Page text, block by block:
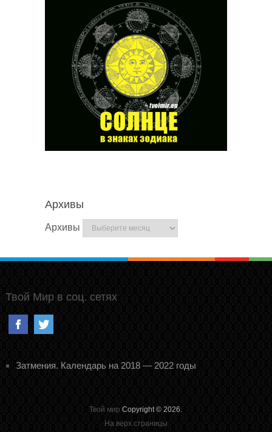
Архивы
Архивы
Твой Мир в соц. сетях
Затмения. Календарь на 2018 — 2022 годы
Твой мир Copyright © 2026.
На верх страницы